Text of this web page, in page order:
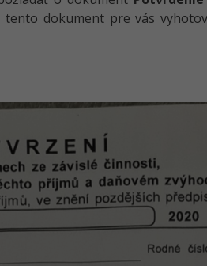
dokument pre vás